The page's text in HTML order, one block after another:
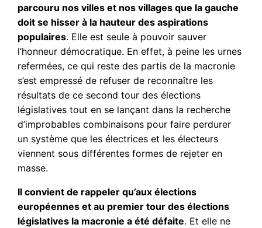
parcouru nos villes et nos villages que la gauche
doit se hisser à la hauteur des aspirations
populaires. Elle est seule à pouvoir sauver
l’honneur démocratique. En effet, à peine les urnes
refermées, ce qui reste des partis de la macronie
s’est empressé de refuser de reconnaître les
résultats de ce second tour des élections
législatives tout en se lançant dans la recherche
d’improbables combinaisons pour faire perdurer
un système que les électrices et les électeurs
viennent sous différentes formes de rejeter en
masse.
Il convient de rappeler qu’aux élections
européennes et au premier tour des élections
législatives la macronie a été défaite. Et elle ne